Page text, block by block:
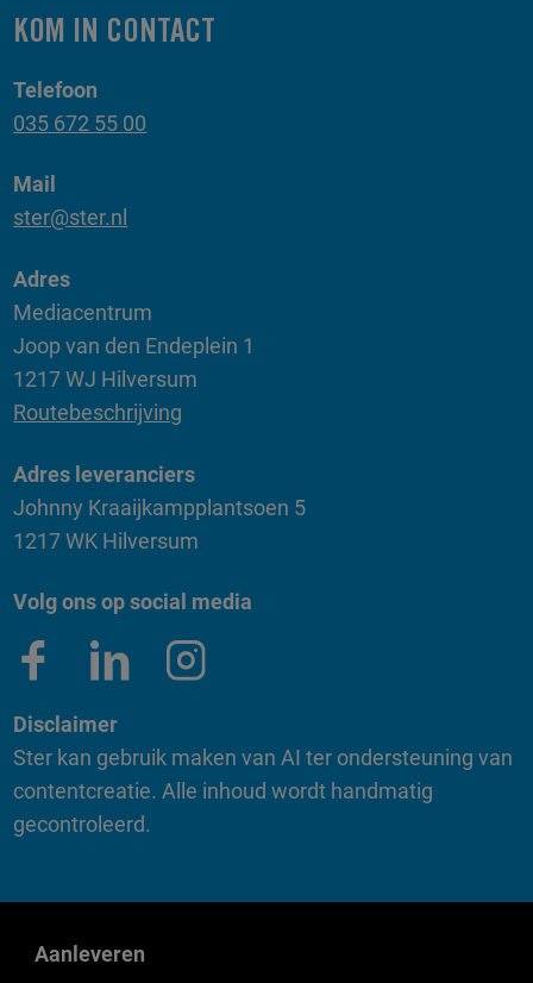
KOM IN CONTACT
Telefoon
035 672 55 00
Mail
ster@ster.nl
Adres
Mediacentrum
Joop van den Endeplein 1
1217 WJ Hilversum
Routebeschrijving
Adres leveranciers
Johnny Kraaijkampplantsoen 5
1217 WK Hilversum
Volg ons op social media
Disclaimer
Ster kan gebruik maken van AI ter ondersteuning van
contentcreatie. Alle inhoud wordt handmatig
gecontroleerd.
Aanleveren